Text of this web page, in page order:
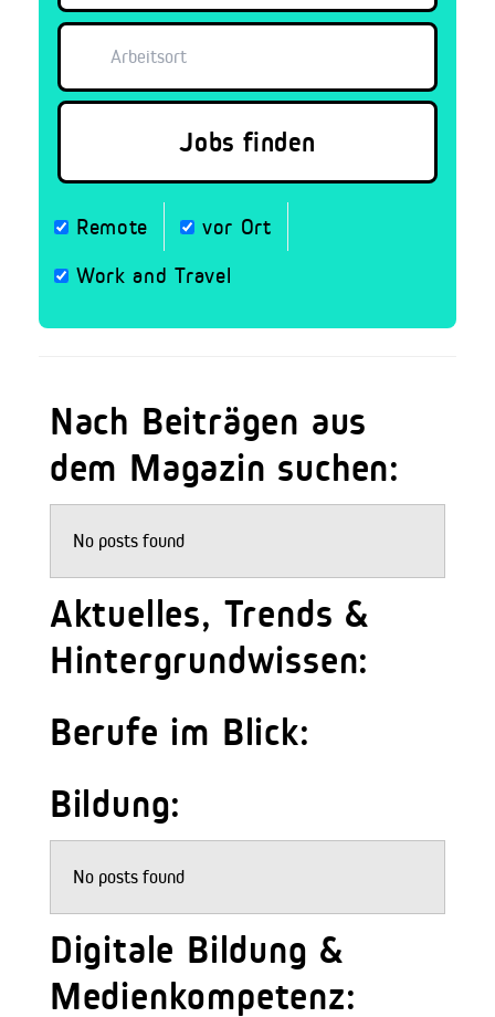
Remote vor Ort
Work and Travel
Nach Beiträgen aus
dem Magazin suchen:
No posts found
Aktuelles, Trends &
Hintergrundwissen:
Berufe im Blick:
Bildung:
No posts found
Digitale Bildung &
Medienkompetenz: